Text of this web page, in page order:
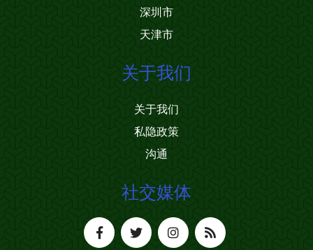
深圳市
天津市
关于我们
关于我们
私隐政策
沟通
社交媒体